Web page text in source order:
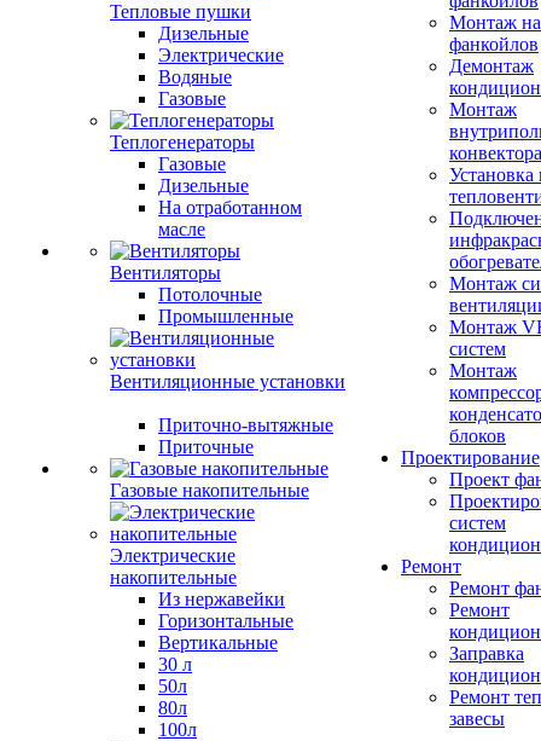
Тепловые пушки
Дизельные
Электрические
Водяные
Газовые
Теплогенераторы
Газовые
Дизельные
На отработанном
масле
Вентиляторы
Потолочные
Промышленные
Вентиляционные установки
Приточно-вытяжные
Приточные
Газовые накопительные
Электрические
накопительные
Из нержавейки
Горизонтальные
Вертикальные
30 л
50л
80л
100л
Монтаж
фанкойлов
Демонтаж
Монтаж
конвектора
Установка
Монтаж
Монтаж
систем
Монтаж
блоков
Проектирование
Проект
систем
Ремонт
Ремонт
Ремонт
Заправка
Ремонт
завесы